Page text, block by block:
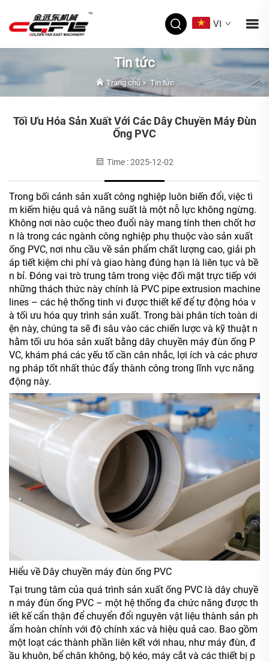
VI
Tin tức
Trang chủ> Tin tức
Tối Ưu Hóa Sản Xuất Với Các Dây Chuyền Máy Đùn
Ống PVC
Time : 2025-12-02
Trong bối cảnh sản xuất công nghiệp luôn biến đổi, việc tì
m kiếm hiệu quả và năng suất là một nỗ lực không ngừng.
Không nơi nào cuộc theo đuổi này mang tính then chốt hơ
n là trong các ngành công nghiệp phụ thuộc vào sản xuất
ống PVC, nơi nhu cầu về sản phẩm chất lượng cao, giải ph
áp tiết kiệm chi phí và giao hàng đúng hạn là liên tục và bề
n bỉ. Đóng vai trò trung tâm trong việc đối mặt trực tiếp với
những thách thức này chính là PVC pipe extrusion machine
lines – các hệ thống tinh vi được thiết kế để tự động hóa v
à tối ưu hóa quy trình sản xuất. Trong bài phân tích toàn di
ện này, chúng ta sẽ đi sâu vào các chiến lược và kỹ thuật n
hằm tối ưu hóa sản xuất bằng dây chuyền máy đùn ống P
VC, khám phá các yếu tố cần cân nhắc, lợi ích và các phươ
ng pháp tốt nhất thúc đẩy thành công trong lĩnh vực năng
động này.
Hiểu về Dây chuyền máy đùn ống PVC
Tại trung tâm của quá trình sản xuất ống PVC là dây chuyề
n máy đùn ống PVC – một hệ thống đa chức năng được th
iết kế cẩn thận để chuyển đổi nguyên vật liệu thành sản ph
ẩm hoàn chỉnh với độ chính xác và hiệu quả cao. Bao gồm
một loạt các thành phần liên kết với nhau, như máy đùn, đ
ầu khuôn, bể chân không, bộ kéo, máy cắt và các thiết bị p